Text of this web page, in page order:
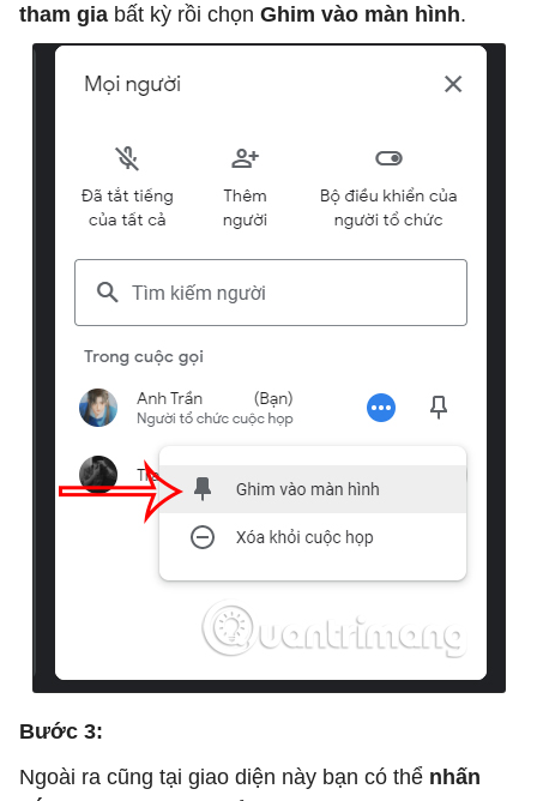
tham gia bất kỳ rồi chọn Ghim vào màn hình.
Bước 3:
Ngoài ra cũng tại giao diện này bạn có thể nhấn